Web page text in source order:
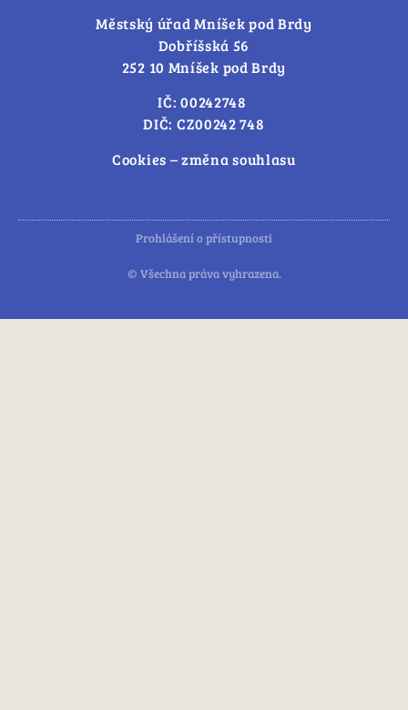
Městský úřad Mníšek pod Brdy
Dobříšská 56
252 10 Mníšek pod Brdy
IČ: 00242748
DIČ: CZ00242 748
Cookies – změna souhlasu
Prohlášení o přístupnosti
© Všechna práva vyhrazena.